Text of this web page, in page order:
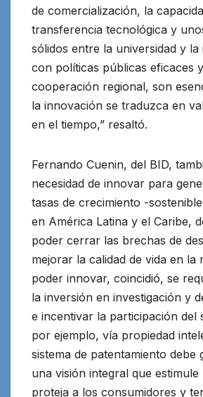
de comercialización, la
transferencia tecnológica y
sólidos entre la universidad y
con políticas públicas eficaces
cooperación regional, son
la innovación se traduzca en
en el tiempo,” resaltó.
Fernando Cuenin, del BID,
necesidad de innovar para
tasas de crecimiento -
en América Latina y el Caribe,
poder cerrar las brechas de
mejorar la calidad de vida en la
poder innovar, coincidió, se
la inversión en investigación y
e incentivar la participación del
por ejemplo, vía propiedad
sistema de patentamiento debe
una visión integral que
proteja a los consumidores y